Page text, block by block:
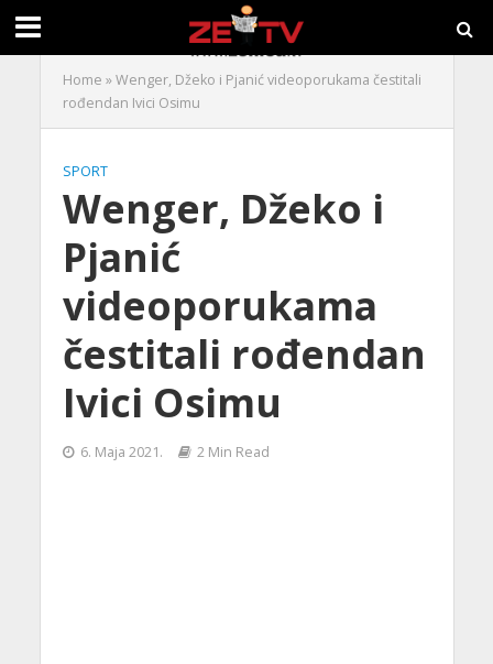
Home »Wenger, Džeko i Pjanić videoporukama čestitali
rođendan Ivici Osimu
SPORT
Wenger, Džeko i
Pjanić
videoporukama
čestitali rođendan
Ivici Osimu
6. Maja 2021. 2 Min Read